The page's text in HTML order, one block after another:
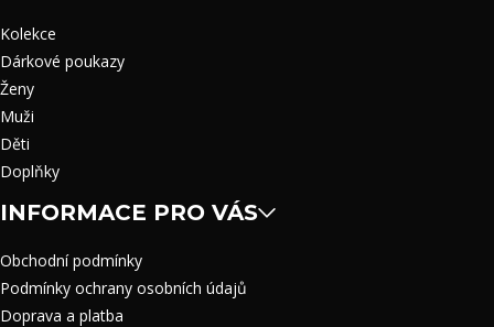
Kolekce
Dárkové poukazy
Ženy
Muži
Děti
Doplňky
INFORMACE PRO VÁS
Obchodní podmínky
Podmínky ochrany osobních údajů
Doprava a platba